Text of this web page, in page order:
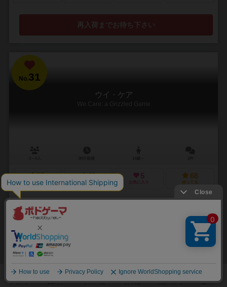
再入荷までお待ち下さい
No.31
ウイ・ケア
We Care: a Grizzled Game
27
興味あり
40
経験あり
5
お気に入り
68
持ってる
ポンプ消防隊